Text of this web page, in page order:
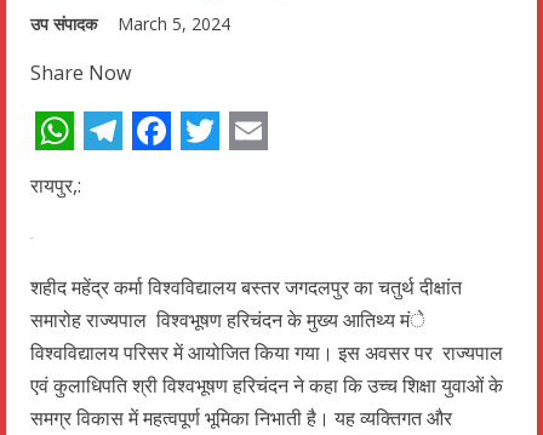
उप संपादक March 5, 2024
Share Now
WhatsApp
रायपुर,:
शहीद महेंद्र कर्मा विश्वविद्यालय बस्तर जगदलपुर का चतुर्थ दीक्षांत
समारोह राज्यपाल विश्वभूषण हरिचंदन के मुख्य आतिथ्य मंे
विश्वविद्यालय परिसर में आयोजित किया गया। इस अवसर पर राज्यपाल
एवं कुलाधिपति श्री विश्वभूषण हरिचंदन ने कहा कि उच्च शिक्षा युवाओं के
समग्र विकास में महत्वपूर्ण भूमिका निभाती है। यह व्यक्तिगत और